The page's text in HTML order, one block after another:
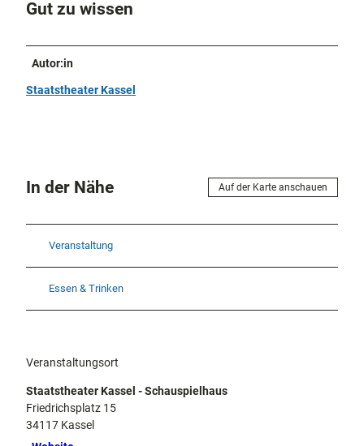
Gut zu wissen
Autor:in
Staatstheater Kassel
In der Nähe Auf der Karte anschauen
Veranstaltung
Essen & Trinken
Veranstaltungsort
Staatstheater Kassel - Schauspielhaus
Friedrichsplatz 15
34117 Kassel